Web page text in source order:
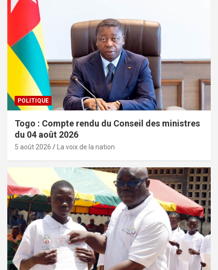
POLITIQUE
Togo : Compte rendu du Conseil des ministres
du 04 août 2026
5 août 2026 La voix de la nation